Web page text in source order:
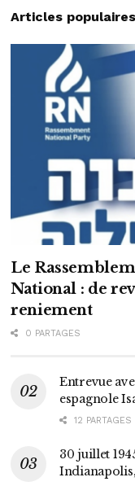
Articles populaires
Le
National : de
reniement
0 PARTAGES
Entrevue
espagnole
12 PARTAGES
30 juillet